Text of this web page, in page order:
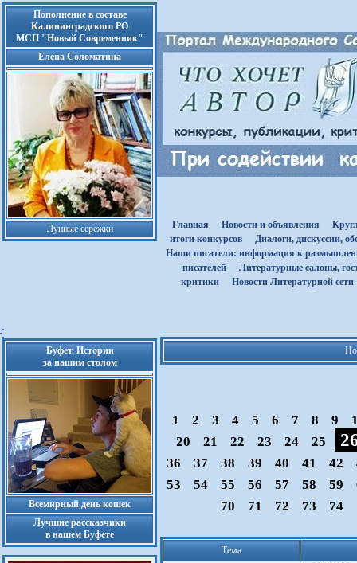
Пополнение в составе
Калининградского РО
МСП "Новый Современник"
Елена Соломатина
Лунные сережки Главная Новости и объявления
итоги конкурсов
Диалоги, дискуссии,
Наши писатели: информация к
писателей
Литературные салоны,
критики
Новости Литературной сети
Буфет. Истории
за нашим столом
Всемирный день кошек
Лучшие рассказчики
в нашем Буфете
1 2 3 4 5 6 7 8 9
20
21 22 23 24 25
36 37 38 39 40 41 42
53
54 55 56 57 58 59
70
71 72 73 74
Тема